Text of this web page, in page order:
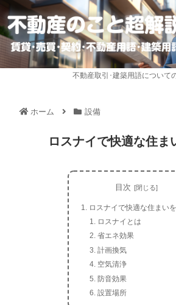
不動産取引･建築用語について
ホーム 設備
ロスナイで快適な住ま
目次
ロスナイで快適な住まい
ロスナイとは
省エネ効果
計画換気
空気清浄
防音効果
設置場所